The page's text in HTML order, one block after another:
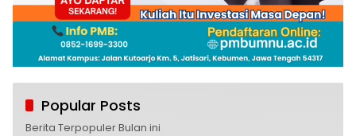
Popular Posts
Berita Terpopuler Bulan ini